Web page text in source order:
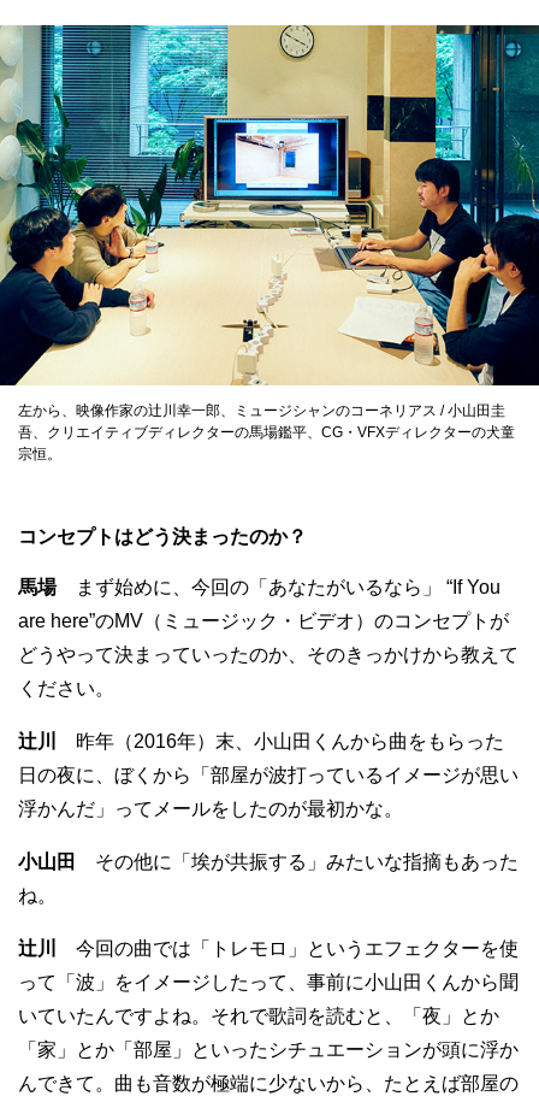
左から、映像作家の辻川幸一郎、ミュージシャンのコーネリアス / 小山田圭
吾、クリエイティブディレクターの馬場鑑平、CG・VFXディレクターの犬童
宗恒。
コンセプトはどう決まったのか？
馬場まず始めに、今回の「あなたがいるなら」 “If You
are here”のMV（ミュージック・ビデオ）のコンセプトが
どうやって決まっていったのか、そのきっかけから教えて
ください。
辻川
昨年（2016年）末、小山田くんから曲をもらった
日の夜に、ぼくから「部屋が波打っているイメージが思い
浮かんだ」ってメールをしたのが最初かな。
小山田
その他に「埃が共振する」みたいな指摘もあった
ね。
辻川
今回の曲では「トレモロ」というエフェクターを使
って「波」をイメージしたって、事前に小山田くんから聞
いていたんですよね。それで歌詞を読むと、「夜」とか
「家」とか「部屋」といったシチュエーションが頭に浮か
んできて。曲も音数が極端に少ないから、たとえば部屋の